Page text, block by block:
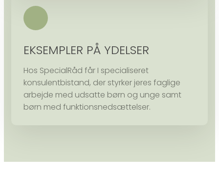
EKSEMPLER PÅ YDELSER
Hos SpecialRåd får I specialiseret
konsulentbistand, der styrker jeres faglige
arbejde med udsatte børn og unge samt
børn med funktionsnedsættelser.